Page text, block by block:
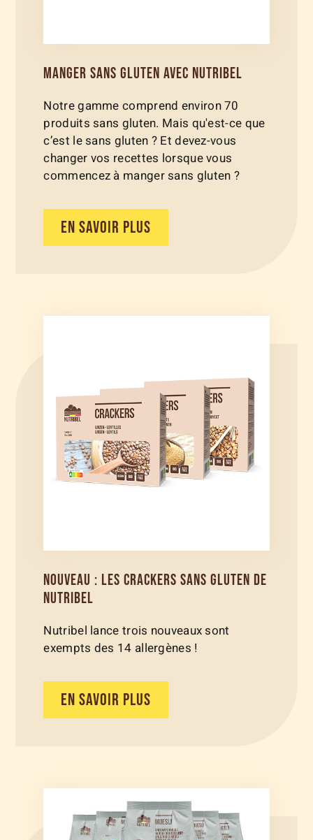
MANGER SANS GLUTEN AVEC NUTRIBEL
Notre gamme comprend environ 70
produits sans gluten. Mais qu'est-ce que
c’est le sans gluten ? Et devez-vous
changer vos recettes lorsque vous
commencez à manger sans gluten ?
EN SAVOIR PLUS
NOUVEAU : LES CRACKERS SANS GLUTEN DE
NUTRIBEL
Nutribel lance trois nouveaux sont
exempts des 14 allergènes !
EN SAVOIR PLUS